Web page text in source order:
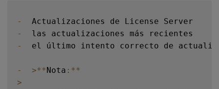
-
-
-
el último intento correcto de
- >**Nota : **
>